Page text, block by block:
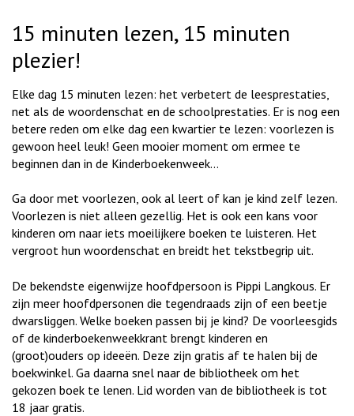
15 minuten lezen, 15 minuten
plezier!
Elke dag 15 minuten lezen: het verbetert de leesprestaties,
net als de woordenschat en de schoolprestaties. Er is nog een
betere reden om elke dag een kwartier te lezen: voorlezen is
gewoon heel leuk! Geen mooier moment om ermee te
beginnen dan in de Kinderboekenweek...
Ga door met voorlezen, ook al leert of kan je kind zelf lezen.
Voorlezen is niet alleen gezellig. Het is ook een kans voor
kinderen om naar iets moeilijkere boeken te luisteren. Het
vergroot hun woordenschat en breidt het tekstbegrip uit.
De bekendste eigenwijze hoofdpersoon is Pippi Langkous. Er
zijn meer hoofdpersonen die tegendraads zijn of een beetje
dwarsliggen. Welke boeken passen bij je kind? De voorleesgids
of de kinderboekenweekkrant brengt kinderen en
(groot)ouders op ideeën. Deze zijn gratis af te halen bij de
boekwinkel. Ga daarna snel naar de bibliotheek om het
gekozen boek te lenen. Lid worden van de bibliotheek is tot
18 jaar gratis.